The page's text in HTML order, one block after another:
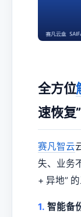
全方位
速恢复
赛凡智云
失、业务
+ 异地”
1. 智能备